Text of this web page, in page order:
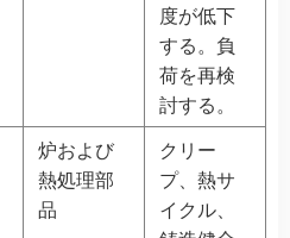
度が低下
する。負
荷を再検
討する。
炉および
熱処理部
品
クリー
プ、熱サ
イクル、